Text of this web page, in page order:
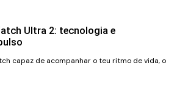
Ultra 2: tecnologia e
capaz de acompanhar o teu ritmo de vida, o